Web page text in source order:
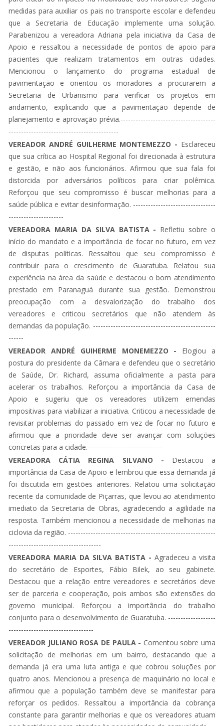
medidas para auxiliar os pais no transporte escolar e defendeu
que a Secretaria de Educação implemente uma solução.
Parabenizou a vereadora Adriana pela iniciativa da Casa de
Apoio e ressaltou a necessidade de pontos de apoio para
pacientes que realizam tratamentos em outras cidades.
Mencionou o lançamento do programa estadual de
pavimentação e orientou os moradores a procurarem a
Secretaria de Urbanismo para verificar os projetos em
andamento, explicando que a pavimentação depende de
planejamento e aprovação prévia.--------------------------------------
--------------------------------------------
VEREADOR ANDRÉ GUILHERME MONTEMEZZO - Esclareceu
que sua crítica ao Hospital Regional foi direcionada à estrutura
e gestão, e não aos funcionários. Afirmou que sua fala foi
distorcida por adversários políticos para criar polêmica.
Reforçou que seu compromisso é buscar melhorias para a
saúde pública e evitar desinformação. ---------------------------------
----------------------
VEREADORA MARIA DA SILVA BATISTA - Refletiu sobre o
início do mandato e a importância de focar no futuro, em vez
de disputas políticas. Ressaltou que seu compromisso é
contribuir para o crescimento de Guaratuba. Relatou sua
experiência na área da saúde e destacou o bom atendimento
prestado em Paranaguá durante sua gestão. Demonstrou
preocupação com a desvalorização do trabalho dos
vereadores e criticou secretários que não atendem às
demandas da população. -------------------------------------------------
------
VEREADOR ANDRÉ GUIHERME MONEMEZZO - Elogiou a
postura do presidente da Câmara e defendeu que o secretário
de Saúde, Dr. Richard, assuma oficialmente a pasta para
acelerar os trabalhos. Reforçou a importância da Casa de
Apoio e sugeriu que os vereadores utilizem emendas
impositivas para viabilizar a iniciativa. Criticou a necessidade de
revisitar problemas do passado em vez de focar no futuro e
afirmou que a prioridade deve ser avançar com soluções
concretas para a cidade.------------------------------
VEREADORA CÁTIA REGINA SILVANO - Destacou a
importância da Casa de Apoio e lembrou que essa demanda já
foi discutida em gestões anteriores. Relatou uma solicitação
recente da comunidade de Piçarras, que levou ao atendimento
imediato da Secretaria de Obras, agradecendo a agilidade na
resposta. Também mencionou a necessidade de melhorias na
ciclovia da região. -----------------------------------------------------------
-------------------------------------
VEREADORA MARIA DA SILVA BATISTA - Agradeceu a visita
do secretário de Esportes, Fábio Bilek, ao seu gabinete.
Destacou que a relação entre vereadores e secretários deve
ser de parceria e cooperação, pois ambos são extensões do
governo municipal. Reforçou a importância do trabalho
conjunto para o desenvolvimento de Guaratuba. -------------------
----------------------------------
VEREADOR JULIANO ROSA DE PAULA - Comentou sobre uma
solicitação de melhorias em um bairro, destacando que a
demanda já era uma luta antiga e que cobrou soluções por
quatro anos. Mencionou a presença de maquinário no local e
afirmou que a população também deve se manifestar para
reforçar os pedidos. Ressaltou a importância da cobrança
constante para garantir melhorias e que os vereadores atuam